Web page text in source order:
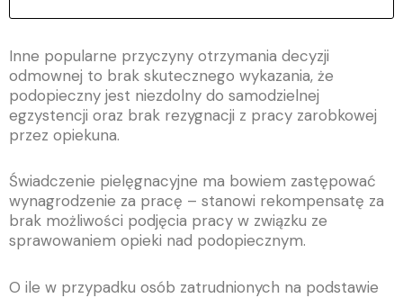
Inne popularne przyczyny otrzymania decyzji
odmownej to brak skutecznego wykazania, że
podopieczny jest niezdolny do samodzielnej
egzystencji oraz brak rezygnacji z pracy zarobkowej
przez opiekuna.
Świadczenie pielęgnacyjne ma bowiem zastępować
wynagrodzenie za pracę – stanowi rekompensatę za
brak możliwości podjęcia pracy w związku ze
sprawowaniem opieki nad podopiecznym.
O ile w przypadku osób zatrudnionych na podstawie